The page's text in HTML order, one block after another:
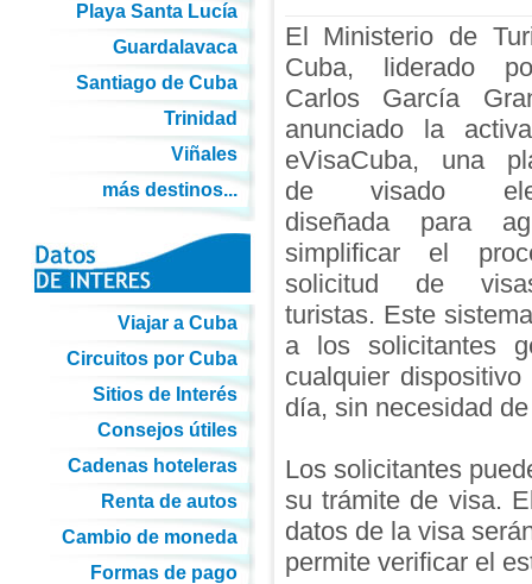
El Ministerio de
Cuba, liderado
Carlos García
anunciado la
eVisaCuba, una
de visado
diseñada para
simplificar el
solicitud de
turistas. Este
a los solicitantes
cualquier
día, sin necesidad
Los solicitantes
su trámite de visa.
datos de la visa
permite verificar el
Playa Santa Lucía
Guardalavaca
Santiago de Cuba
Trinidad
Viñales
más destinos...
Viajar a Cuba
Circuitos por Cuba
Sitios de Interés
Consejos útiles
Cadenas hoteleras
Renta de autos
Cambio de moneda
Formas de pago